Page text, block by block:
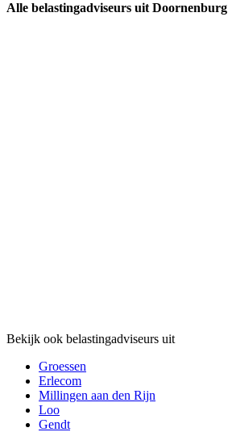
Alle belastingadviseurs uit Doornenburg
Bekijk ook belastingadviseurs uit
Groessen
Erlecom
Millingen aan den Rijn
Loo
Gendt